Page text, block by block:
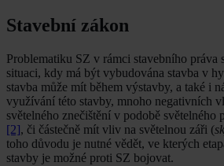
Stavební zákon
Problematiku SZ v rámci stavebního práva
situaci, kdy má být vybudována stavba v
stavba může mít během výstavby, a také i
využívání této stavby, mnoho negativních
světelného znečištění v podobě světelného
[2], či částečně mít vliv na světelnou záři (
toho důvodu je nutné vědět, ve kterých
stavby je možné proti SZ bojovat.